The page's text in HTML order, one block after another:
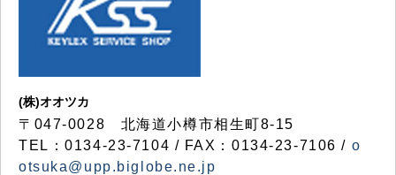
(株)オオツカ
〒047-0028 北海道小樽市相生町8-15
TEL：0134-23-7104 / FAX：0134-23-7106 / o
otsuka@upp.biglobe.ne.jp